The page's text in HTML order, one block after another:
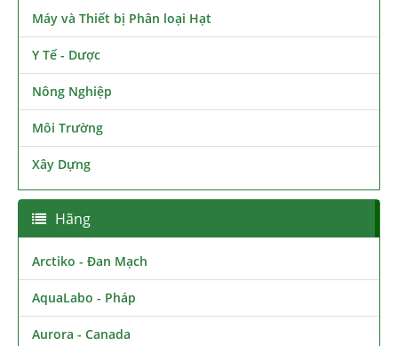
Máy và Thiết bị Phân loại Hạt
Y Tế - Dược
Nông Nghiệp
Môi Trường
Xây Dựng
Hãng
Arctiko - Đan Mạch
AquaLabo - Pháp
Aurora - Canada